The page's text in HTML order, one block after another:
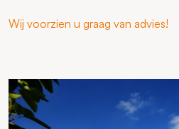
Wij voorzien u graag van advies!